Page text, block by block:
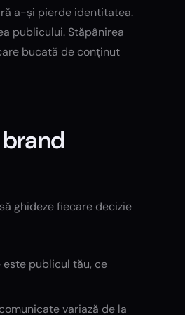
a-și pierde identitatea.
publicului. Stăpânirea
bucată de conținut
ghideze fiecare decizie
publicul tău, ce
variază de la